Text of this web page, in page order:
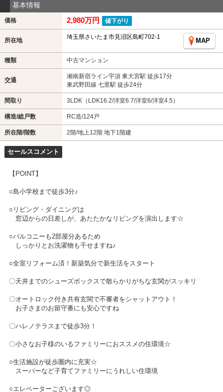
基本情報
価格 2,980万円 値下がり
所在地 埼玉県さいたま市見沼区島町702-1
MAP
種類 中古マンション
交通
湘南新宿ライン宇須 東大宮駅 徒歩17分
東武野田線 七里駅 徒歩24分
間取り 3LDK（LDK16.2/洋室6.7/洋室6/洋室4.5）
構造/総戸数 RC造/124戸
所在階/階数 2階/地上12階 地下1階建
セールスコメント
【POINT】
○島小学校まで徒歩3分♪
○リビング・ダイニングは
窓辺からの日差しが、あたたかなリビングを演出します☆
○バルコニーも2部屋分あるため
しっかりとお洗濯物も干せますね♪
○全室リフォーム済！新築気分で新生活をスタート
〇天井までのシューズボックスで散らかりがちな玄関がスッキリ
〇オートロック付き共有玄関で不審者をシャットアウト！
お子さまのお留守番にも安心ですね
〇ハレノテラスまで徒歩3分！
〇小さなお子様のいるファミリーにおススメの住環境☆
○生活施設が徒歩圏内に充実☆
スーパーなど子育てファミリーにうれしい住環境
○エレベーターございます◎